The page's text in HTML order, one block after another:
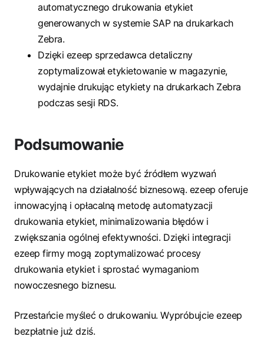
automatycznego drukowania etykiet
generowanych w systemie SAP na drukarkach
Zebra.
Dzięki ezeep sprzedawca detaliczny
zoptymalizował etykietowanie w magazynie,
wydajnie drukując etykiety na drukarkach Zebra
podczas sesji RDS.
Podsumowanie
Drukowanie etykiet może być źródłem wyzwań
wpływających na działalność biznesową. ezeep oferuje
innowacyjną i opłacalną metodę automatyzacji
drukowania etykiet, minimalizowania błędów i
zwiększania ogólnej efektywności. Dzięki integracji
ezeep firmy mogą zoptymalizować procesy
drukowania etykiet i sprostać wymaganiom
nowoczesnego biznesu.
Przestańcie myśleć o drukowaniu. Wypróbujcie ezeep
bezpłatnie już dziś.